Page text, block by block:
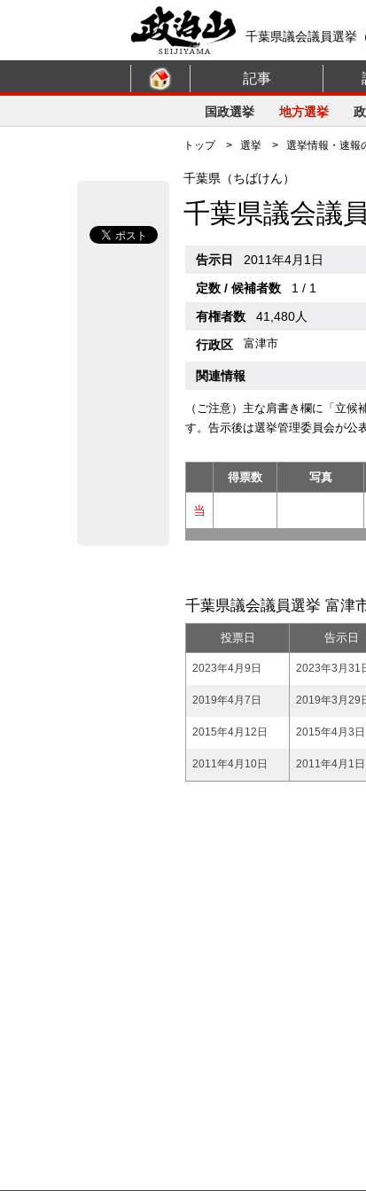
千葉県議会議員選挙
記事
国政選挙 地方選挙
トップ> 選挙 > 選挙情報・速報
千葉県（ちばけん）
千葉県議会議
告示日 2011年4月1日
定数 / 候補者数
1 / 1
有権者数
41,480人
行政区
富津市
関連情報
（ご注意）主な肩書き欄に「立
す。告示後は選挙管理委員会が公
得票数
写真
当
千葉県議会議員選挙 富津
投票日 告示日
2023年4月9日 2023年3月31
2019年4月7日 2019年3月29
2015年4月12日 2015年4月3日
2011年4月10日 2011年4月1日